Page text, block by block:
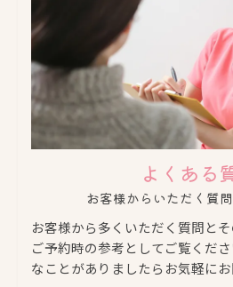
よくある
お客様からいただく質
お客様から多くいただく質問とそ
ご予約時の参考としてご覧くだ
なことがありましたらお気軽にお